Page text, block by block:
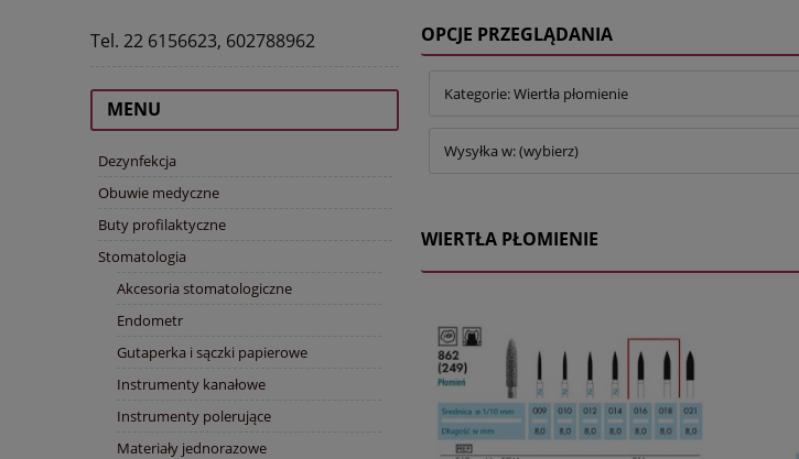
Tel. 22 6156623, 602788962
MENU
Dezynfekcja
Obuwie medyczne
Buty profilaktyczne
Stomatologia
Akcesoria stomatologiczne
Endometr
Gutaperka i sączki papierowe
Instrumenty kanałowe
Instrumenty polerujące
Materiały jednorazowe
OPCJE PRZEGLĄDANIA
Kategorie: Wiertła płomienie
Wysyłka w: (wybierz)
WIERTŁA PŁOMIENIE